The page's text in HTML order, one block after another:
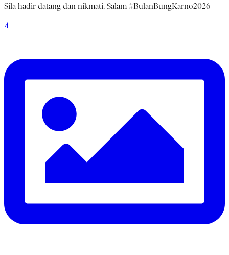
Sila hadir datang dan nikmati. Salam #BulanBungKarno2026
4